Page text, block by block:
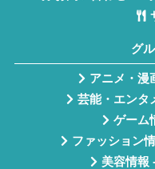
グ
アニメ・漫
芸能・エンタ
ゲーム
ファッション
美容情報